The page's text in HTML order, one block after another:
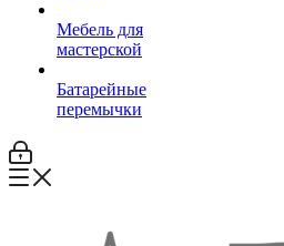
Мебель для
мастерской
Батарейные
перемычки